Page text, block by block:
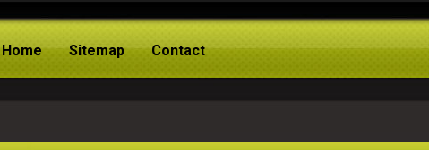
Home Sitemap Contact